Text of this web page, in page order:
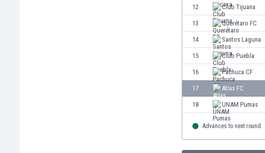
12 Club Tijuana
13 Querétaro FC
14 Santos Laguna
15 Club Puebla
16 Pachuca CF
17 Atlas FC
18 UNAM Pumas
Advances to next round